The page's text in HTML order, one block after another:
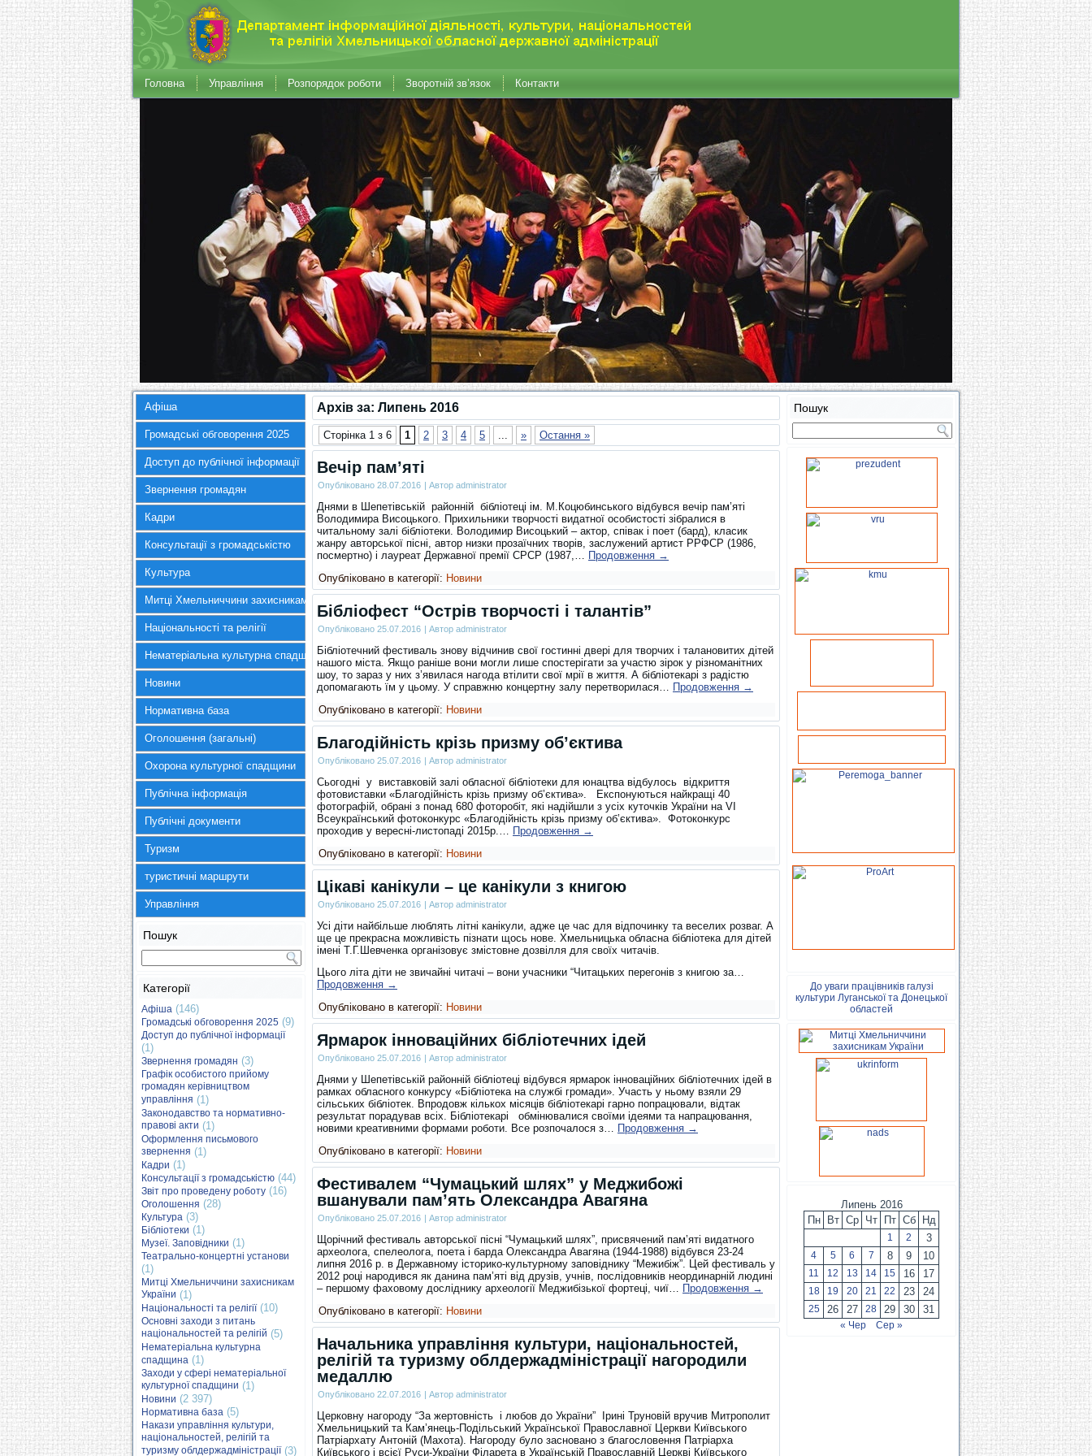
Головна Управління Розпорядок роботи Зворотній зв’язок Контакти
Афіша
Громадські обговорення 2025
Доступ до публічної інформації
Звернення громадян
Кадри
Консультації з громадськістю
Культура
Митці Хмельниччини захисникам України
Національності та релігії
Нематеріальна культурна спадщина
Новини
Нормативна база
Оголошення (загальні)
Охорона культурної спадщини
Публічна інформація
Публічні документи
Туризм
туристичні маршрути
Управління
Пошук
Категорії
Афіша (146)
Громадські обговорення 2025 (9)
Доступ до публічної інформації
(1)
Звернення громадян (3)
Графік особистого прийому
громадян керівництвом
управління (1)
Законодавство та нормативно-
правові акти (1)
Оформлення письмового
звернення (1)
Кадри (1)
Консультації з громадськістю (44)
Звіт про проведену роботу (16)
Оголошення (28)
Культура (3)
Бібліотеки (1)
Музеї. Заповідники (1)
Театрально-концертні установи
(1)
Митці Хмельниччини захисникам
України (1)
Національності та релігії(10)
Основні заходи з питань
національностей та релігій (5)
Нематеріальна культурна
спадщина (1)
Заходи у сфері нематеріальної
культурної спадщини (1)
Новини (2 397)
Нормативна база (5)
Накази управління культури,
національностей, релігій та
туризму облдержадміністрації(3)
Архів за: Липень 2016
Сторінка 1 з 6 1 2 3 4 5 ... » Остання »
Вечір пам’яті
Опубліковано 28.07.2016 | Автор administrator
Днями в Шепетівській районній бібліотеці ім. М.Коцюбинського відбувся вечір пам’яті
Володимира Висоцького. Прихильники творчості видатної особистості зібралися в
читальному залі бібліотеки. Володимир Висоцький – актор, співак і поет (бард), класик
жанру авторської пісні, автор низки прозаїчних творів, заслужений артист РРФСР (1986,
посмертно) і лауреат Державної премії СРСР (1987,… Продовження →
Опубліковано в категорії: Новини
Бібліофест “Острів творчості і талантів”
Опубліковано 25.07.2016 | Автор administrator
Бібліотечний фестиваль знову відчинив свої гостинні двері для творчих і талановитих дітей
нашого міста. Якщо раніше вони могли лише спостерігати за участю зірок у різноманітних
шоу, то зараз у них з’явилася нагода втілити свої мрії в життя. А бібліотекарі з радістю
допомагають їм у цьому. У справжню концертну залу перетворилася… Продовження →
Опубліковано в категорії: Новини
Благодійність крізь призму об’єктива
Опубліковано 25.07.2016 | Автор administrator
Сьогодні у виставковій залі обласної бібліотеки для юнацтва відбулось відкриття
фотовиставки «Благодійність крізь призму об’єктива». Експонуються найкращі 40
фотографій, обрані з понад 680 фоторобіт, які на­дійшли з усіх куточків України на VI
Всеукраїнський фотоконкурс «Благодійність крізь призму об’єктива». Фотоконкурс
проходив у вересні-листопаді 2015р.… Продовження →
Опубліковано в категорії: Новини
Цікаві канікули – це канікули з книгою
Опубліковано 25.07.2016 | Автор administrator
Усі діти найбільше люблять літні канікули, адже це час для відпочинку та веселих розваг. А
ще це прекрасна можливість пізнати щось нове. Хмельницька обласна бібліотека для дітей
імені Т.Г.Шевченка організовує змістовне дозвілля для своїх читачів.
Цього літа діти не звичайні читачі – вони учасники “Читацьких перегонів з книгою за…
Продовження →
Опубліковано в категорії: Новини
Ярмарок інноваційних бібліотечних ідей
Опубліковано 25.07.2016 | Автор administrator
Днями у Шепетівській районній бібліотеці відбувся ярмарок інноваційних бібліотечних ідей в
рамках обласного конкурсу «Бібліотека на службі громади». Участь у ньому взяли 29
сільських бібліотек. Впродовж кількох місяців бібліотекарі гарно попрацювали, відтак
результат порадував всіх. Бібліотекарі обмінювалися своїми ідеями та напрацювання,
новими креативними формами роботи. Все розпочалося з… Продовження →
Опубліковано в категорії: Новини
Фестивалем “Чумацький шлях” у Меджибожі
вшанували пам’ять Олександра Авагяна
Опубліковано 25.07.2016 | Автор administrator
Щорічний фестиваль авторської пісні “Чумацький шлях”, присвячений пам’яті видатного
археолога, спелеолога, поета і барда Олександра Авагяна (1944-1988) відбувся 23-24
липня 2016 р. в Державному історико-культурному заповіднику “Межибіж”. Цей фестиваль у
2012 році народився як данина пам’яті від друзів, учнів, послідовників неординарній людині
– першому фаховому досліднику археології Меджибізької фортеці, чиї… Продовження →
Опубліковано в категорії: Новини
Начальника управління культури, національностей,
релігій та туризму облдержадміністрації нагородили
медаллю
Опубліковано 22.07.2016 | Автор administrator
Церковну нагороду “За жертовність і любов до України” Ірині Труновій вручив Митрополит
Хмельницький та Кам’янець-Подільський Української Православної Церкви Київського
Патріархату Антоній (Махота). Нагороду було засновано з благословення Патріарха
Київського і всієї Руси-України Філарета в Українській Православній Церкві Київського
Пошук
До уваги працівників галузі
культури Луганської та Донецької
областей
Липень 2016
Пн
Вт Ср Чт Пт Сб Нд
1 2 3
4 5 6 7 8 9 10
11 12 13 14 15 16 17
18 19 20 21 22 23 24
25 26 27 28 29 30 31
« Чер Сер »